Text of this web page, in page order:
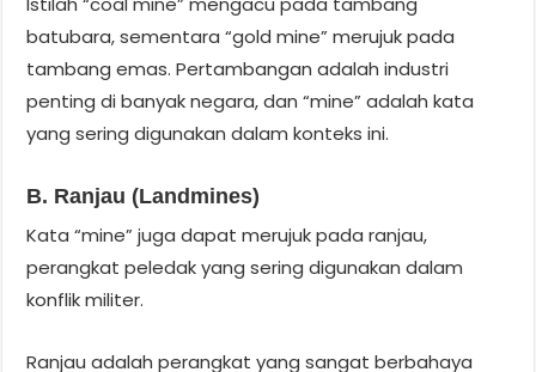
batubara, sementara “gold mine” merujuk pada
tambang emas. Pertambangan adalah industri
penting di banyak negara, dan “mine” adalah kata
yang sering digunakan dalam konteks ini.
B. Ranjau (Landmines)
Kata “mine” juga dapat merujuk pada ranjau,
perangkat peledak yang sering digunakan dalam
konflik militer.
Ranjau adalah perangkat yang sangat berbahaya